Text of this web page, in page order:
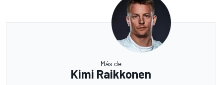
Más de
Kimi Raikkonen